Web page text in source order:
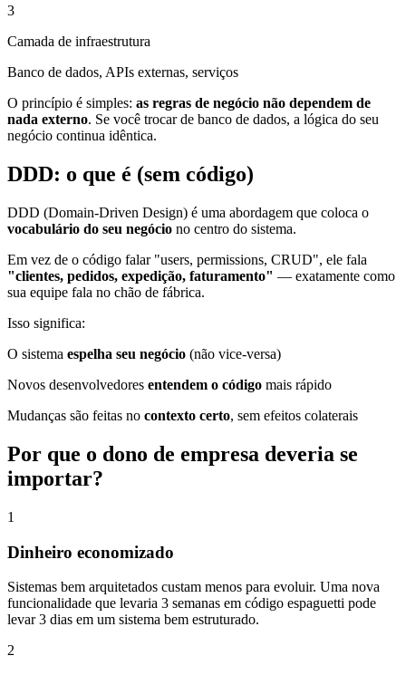
3
Camada de infraestrutura
Banco de dados, APIs externas, serviços
O princípio é simples: as regras de negócio não dependem de
nada externo. Se você trocar de banco de dados, a lógica do seu
negócio continua idêntica.
DDD: o que é (sem código)
DDD (Domain-Driven Design) é uma abordagem que coloca o
vocabulário do seu negócio no centro do sistema.
Em vez de o código falar "users, permissions, CRUD", ele fala
"clientes, pedidos, expedição, faturamento" — exatamente como
sua equipe fala no chão de fábrica.
Isso significa:
O sistema espelha seu negócio (não vice-versa)
Novos desenvolvedores entendem o código mais rápido
Mudanças são feitas no contexto certo, sem efeitos colaterais
Por que o dono de empresa deveria se
importar?
1
Dinheiro economizado
Sistemas bem arquitetados custam menos para evoluir. Uma nova
funcionalidade que levaria 3 semanas em código espaguetti pode
levar 3 dias em um sistema bem estruturado.
2